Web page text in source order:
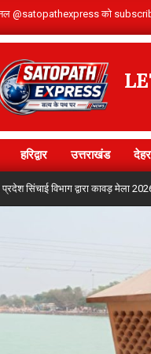
चैनल @satopathexpress को
हरिद्वार उत्तराखंड
विभाग द्वारा कावड़ मेला 2026 के